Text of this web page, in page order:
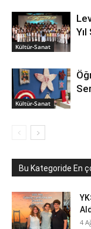
Kültür-Sanat
Kültür-Sanat
Bu Kategoride En
4